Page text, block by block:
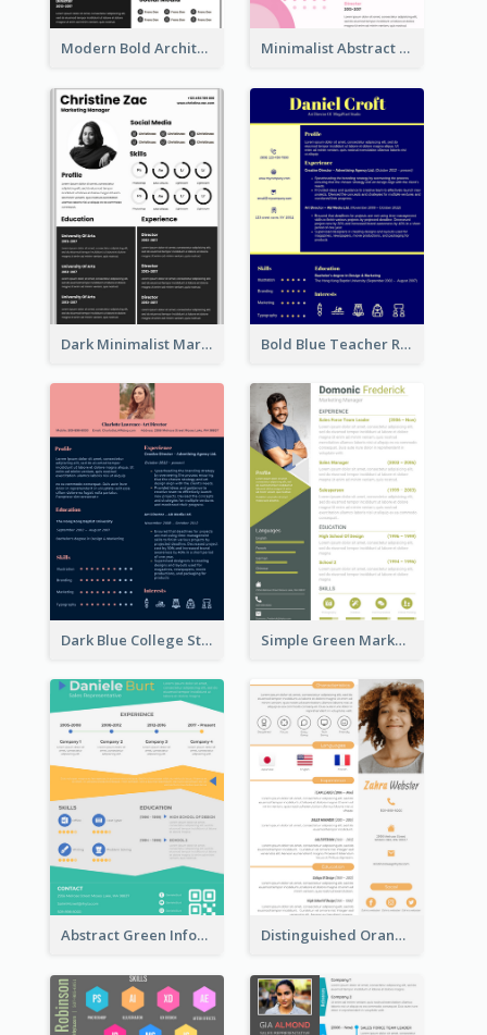
Modern Bold Architect Resume Minimalist Abstract Pink Resume
Dark Minimalist Marketing Manager Resume Bold Blue Teacher Resume
Dark Blue College Student Resume Simple Green Marketer Resume
Abstract Green Infographic Resume Distinguished Orange College Student Resume